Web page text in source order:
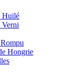
Huilé
Verni
Hongrie